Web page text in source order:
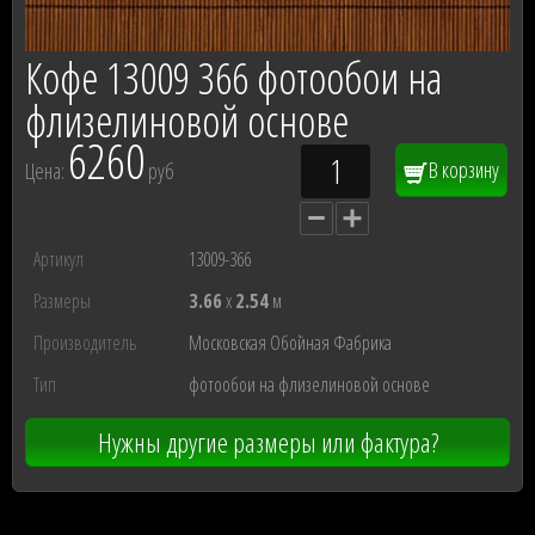
Кофе 13009 366 фотообои на
флизелиновой основе
Цена: 6260 руб В корзину
Артикул
13009-366
Размеры
3.66x2.54м
Производитель
Московская Обойная Фабрика
Тип
фотообои на флизелиновой основе
Нужны другие размеры или фактура?